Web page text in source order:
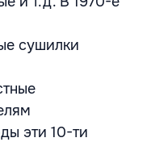
сушилки
эти 10-ти